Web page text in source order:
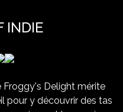
INDIE
Froggy's Delight mérite
pour y découvrir des tas